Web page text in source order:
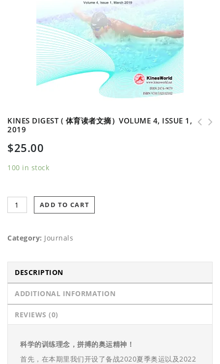
KINES DIGEST ( 体育读者文摘）VOLUME 4, ISSUE 1,
2019
$25.00
100 in stock
ADD TO CART
Category: Journals
DESCRIPTION
ADDITIONAL INFORMATION
REVIEWS (0)
科学的训练理念，拼搏的奥运精神！
首先，在本期里我们开设了备战2020夏季奥运以及2022